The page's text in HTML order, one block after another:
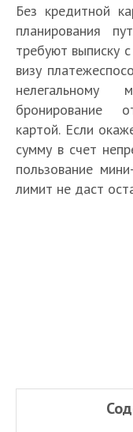
Без кредитной
планирования
требуют выписку
визу
нелегальному
бронирование
картой. Если
сумму в счет
пользование
лимит не даст